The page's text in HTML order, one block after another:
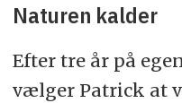
Naturen kalder
Efter tre år på
vælger Patrick at